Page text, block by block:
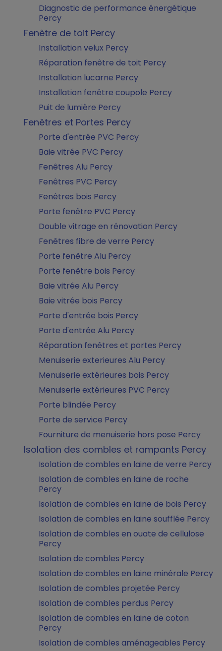
Diagnostic de performance énergétique
Percy
Fenêtre de toit Percy
Installation velux Percy
Réparation fenêtre de toit Percy
Installation lucarne Percy
Installation fenêtre coupole Percy
Puit de lumière Percy
Fenêtres et Portes Percy
Porte d'entrée PVC Percy
Baie vitrée PVC Percy
Fenêtres Alu Percy
Fenêtres PVC Percy
Fenêtres bois Percy
Porte fenêtre PVC Percy
Double vitrage en rénovation Percy
Fenêtres fibre de verre Percy
Porte fenêtre Alu Percy
Porte fenêtre bois Percy
Baie vitrée Alu Percy
Baie vitrée bois Percy
Porte d'entrée bois Percy
Porte d'entrée Alu Percy
Réparation fenêtres et portes Percy
Menuiserie exterieures Alu Percy
Menuiserie extérieures bois Percy
Menuiserie extérieures PVC Percy
Porte blindée Percy
Porte de service Percy
Fourniture de menuiserie hors pose Percy
Isolation des combles et rampants Percy
Isolation de combles en laine de verre Percy
Isolation de combles en laine de roche
Percy
Isolation de combles en laine de bois Percy
Isolation de combles en laine soufflée Percy
Isolation de combles en ouate de cellulose
Percy
Isolation de combles Percy
Isolation de combles en laine minérale Percy
Isolation de combles projetée Percy
Isolation de combles perdus Percy
Isolation de combles en laine de coton
Percy
Isolation de combles aménageables Percy